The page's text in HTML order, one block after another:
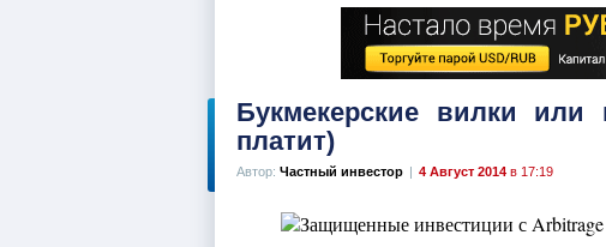
Букмекерские вилки
платит)
Автор: Частный инвестор | 4 Август 2014 в 17:19